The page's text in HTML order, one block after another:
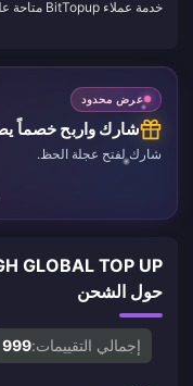
خدمة عملاء BitTopup متاحة على مدار الساعة طوال أيام الأسبوع 24/7.
عرض محدود
شارك واربح خصماً يصل
شارك لفتح عجلة الحظ.
حول الشحن
إجمالي التقييمات:999